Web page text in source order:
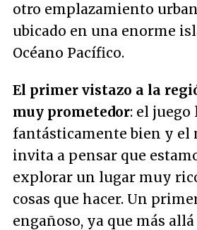
otro emplazamiento
ubicado en una enorme
Océano Pacífico.
El primer vistazo a la
muy prometedor: el juego
fantásticamente bien y el
invita a pensar que
explorar un lugar muy
cosas que hacer. Un
engañoso, ya que más